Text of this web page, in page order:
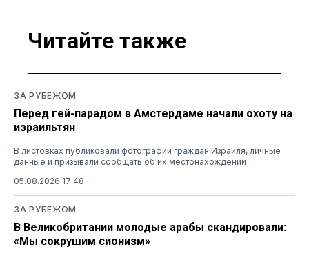
Читайте также
ЗА РУБЕЖОМ
Перед гей-парадом в Амстердаме начали охоту на
израильтян
В листовках публиковали фотографии граждан Израиля, личные
данные и призывали сообщать об их местонахождении
05.08.2026 17:48
ЗА РУБЕЖОМ
В Великобритании молодые арабы скандировали:
«Мы сокрушим сионизм»